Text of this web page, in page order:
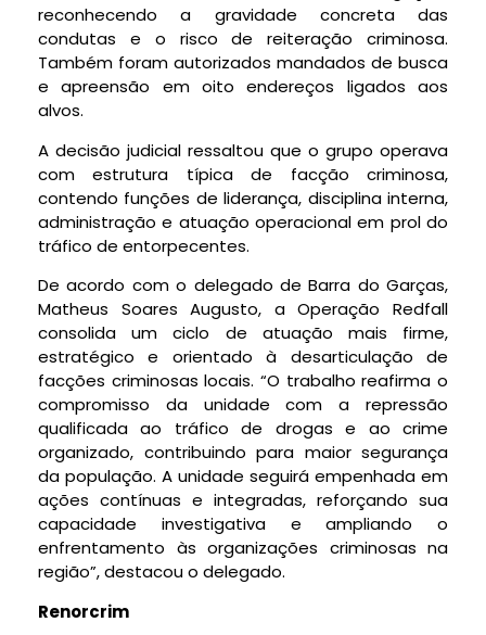
reconhecendo a gravidade concreta das
condutas e o risco de reiteração criminosa.
Também foram autorizados mandados de busca
e apreensão em oito endereços ligados aos
alvos.
A decisão judicial ressaltou que o grupo operava
com estrutura típica de facção criminosa,
contendo funções de liderança, disciplina interna,
administração e atuação operacional em prol do
tráfico de entorpecentes.
De acordo com o delegado de Barra do Garças,
Matheus Soares Augusto, a Operação Redfall
consolida um ciclo de atuação mais firme,
estratégico e orientado à desarticulação de
facções criminosas locais. “O trabalho reafirma o
compromisso da unidade com a repressão
qualificada ao tráfico de drogas e ao crime
organizado, contribuindo para maior segurança
da população. A unidade seguirá empenhada em
ações contínuas e integradas, reforçando sua
capacidade investigativa e ampliando o
enfrentamento às organizações criminosas na
região”, destacou o delegado.
Renorcrim